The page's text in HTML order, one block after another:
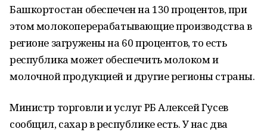
Башкортостан обеспечен на 130 процентов, при
этом молокоперерабатывающие производства в
регионе загружены на 60 процентов, то есть
республика может обеспечить молоком и
молочной продукцией и другие регионы страны.
Министр торговли и услуг РБ Алексей Гусев
сообщил, сахар в республике есть. У нас два